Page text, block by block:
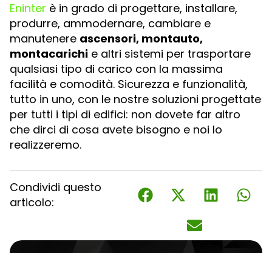
Eninter è in grado di progettare, installare,
produrre, ammodernare, cambiare e
manutenere ascensori, montauto,
montacarichi e altri sistemi per trasportare
qualsiasi tipo di carico con la massima
facilità e comodità. Sicurezza e funzionalità,
tutto in uno, con le nostre soluzioni progettate
per tutti i tipi di edifici: non dovete far altro
che dirci di cosa avete bisogno e noi lo
realizzeremo.
Condividi questo
articolo: